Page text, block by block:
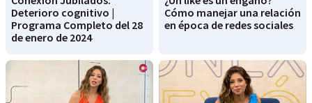
Deterioro cognitivo |
Programa Completo del 28
de enero de 2024
Cómo manejar una relación
en época de redes sociales